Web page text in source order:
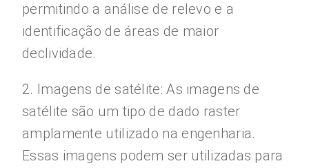
permitindo a análise de relevo e a
identificação de áreas de maior
declividade.
2. Imagens de satélite: As imagens de
satélite são um tipo de dado raster
amplamente utilizado na engenharia.
Essas imagens podem ser utilizadas para